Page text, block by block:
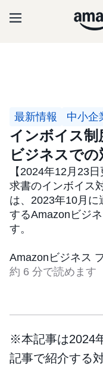
最新情報 中小企
インボイス
ビジネスでの
【2024年12月23
求書のインボイス
は、2023年10月に
するAmazonビジ
す。
Amazonビジネス
約 6 分で読めます
※本記事は2024
記事で紹介する